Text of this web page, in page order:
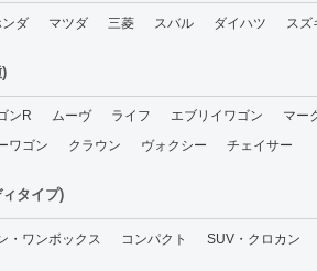
ンダ マツダ 三菱 スバル ダイハツ スズ
ンR ムーヴ ライフ エブリイワゴン マー
ワゴン クラウン ヴォクシー チェイサー
タイプ)
・ワンボックス コンパクト SUV・クロカン